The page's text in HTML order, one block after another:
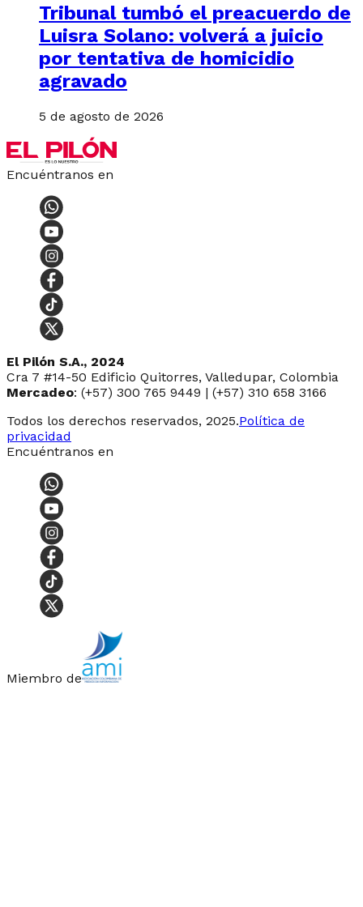
Tribunal tumbó el preacuerdo de
Luisra Solano: volverá a juicio
por tentativa de homicidio
agravado
5 de agosto de 2026
Encuéntranos en
El Pilón S.A., 2024
Cra 7 #14-50 Edificio Quitorres, Valledupar, Colombia
Mercadeo: (+57) 300 765 9449 | (+57) 310 658 3166
Todos los derechos reservados, 2025.Política de
privacidad
Encuéntranos en
Miembro de